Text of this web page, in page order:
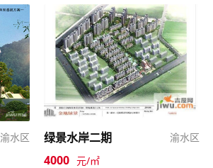
渝水区
绿景水岸二期 渝水区
4000 元/㎡